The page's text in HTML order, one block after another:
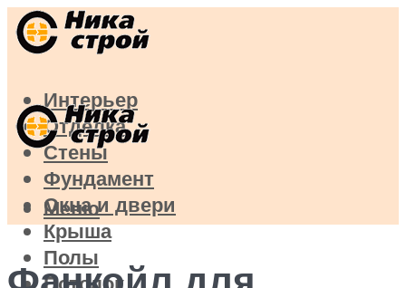
Интерьер
Отделка
Стены
Фундамент
Окна и двери
Крыша
Полы
Меню